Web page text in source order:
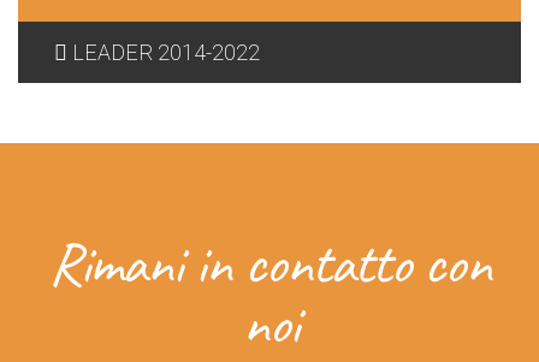
LEADER 2014-2022
Rimani in contatto con
noi